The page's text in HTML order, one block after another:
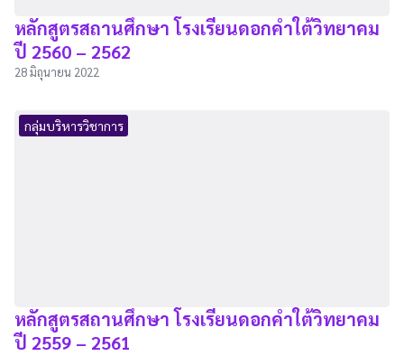
หลักสูตรสถานศึกษา โรงเรียนดอกคำใต้วิทยาคม
ปี 2560 – 2562
28 มิถุนายน 2022
กลุ่มบริหารวิชาการ
หลักสูตรสถานศึกษา โรงเรียนดอกคำใต้วิทยาคม
ปี 2559 – 2561